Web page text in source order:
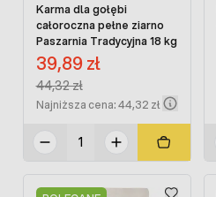
Karma dla gołębi
całoroczna pełne ziarno
Paszarnia Tradycyjna 18 kg
Cena promocyjna:
39,89 zł
Regular Price:
44,32 zł
Najniższa cena: 44,32 zł